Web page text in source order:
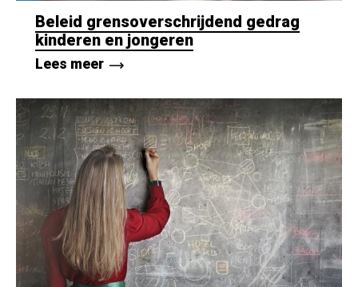
Beleid grensoverschrijdend gedrag
kinderen en jongeren
Lees meer